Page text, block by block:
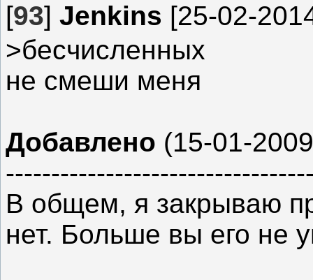
[93] Jenkins [25-02-
>бесчисленных
не смеши меня
Добавлено (15-01-
В общем, я закрываю
нет. Больше вы его не